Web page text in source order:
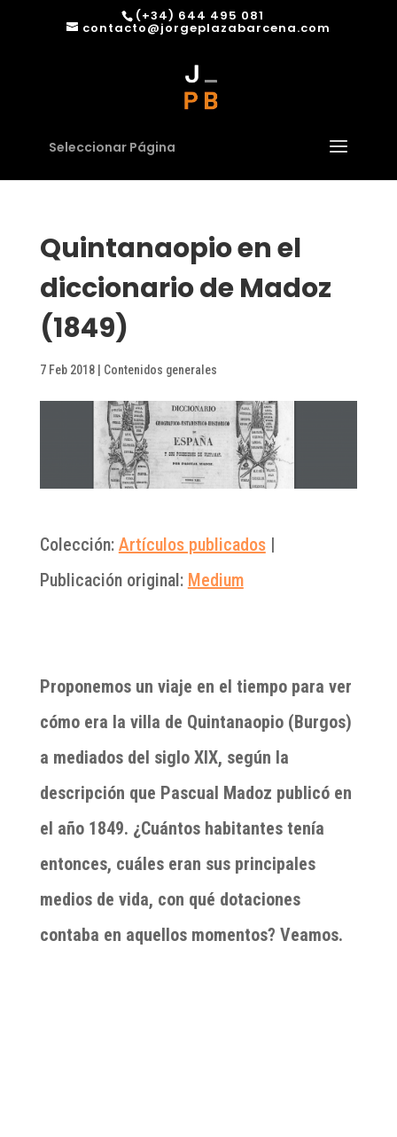
(+34) 644 495 081
contacto@jorgeplazabarcena.com
Seleccionar Página
Quintanaopio en el
diccionario de Madoz
(1849)
7 Feb 2018| Contenidos generales
Colección: Artículos publicados|
Publicación original: Medium
Proponemos un viaje en el tiempo para ver
cómo era la villa de Quintanaopio (Burgos)
a mediados del siglo XIX, según la
descripción que Pascual Madoz publicó en
el año 1849. ¿Cuántos habitantes tenía
entonces, cuáles eran sus principales
medios de vida, con qué dotaciones
contaba en aquellos momentos? Veamos.